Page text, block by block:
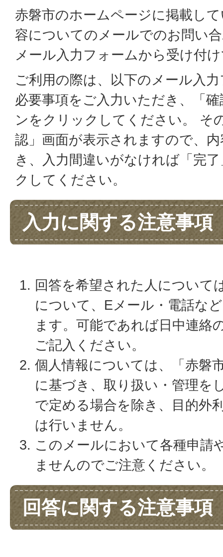
赤磐市のホームページに掲載し
容についてのメールでのお問い
メール入力フォームから受け付
ご利用の際は、以下のメール入
必要事項をご入力いただき、「
ンをクリックしてください。 そ
認」画面が表示されますので、
き、入力間違いがなければ「完
クしてください。
入力に関する注意事項
回答を希望された人について
について、Eメール・電話な
ます。可能であれば日中連絡
ご記入ください。
個人情報については、「赤磐
に基づき、取り扱い・管理を
で定める場合を除き、目的外
は行いません。
このメールにおいて各種申請
ませんのでご注意ください。
回答に関する注意事項